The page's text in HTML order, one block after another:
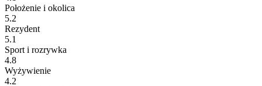
Położenie i okolica
5.2
Rezydent
5.1
Sport i rozrywka
4.8
Wyżywienie
4.2